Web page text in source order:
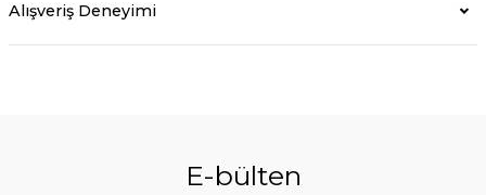
Alışveriş Deneyimi
E-bülten